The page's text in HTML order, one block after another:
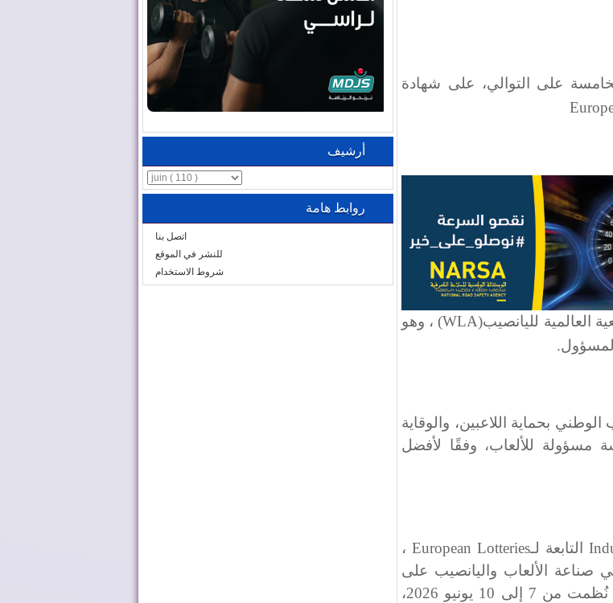
على التوالي، على شهادة
العالمية لليانصيب(WLA) ، وهو
.
بحماية اللاعبين، والوقاية
مسؤولة للألعاب، وفقًا لأفضل
التابعة لـEuropean Lotteries ،
الألعاب واليانصيب على
المستوى العالمي. وقد جمعت هذه الفعاليات، التي نُظمت من 7 إلى 10 يونيو 2026،
أرشيف
روابط هامة
اتصل بنا
للنشر في الموقع
شروط الاستخدام